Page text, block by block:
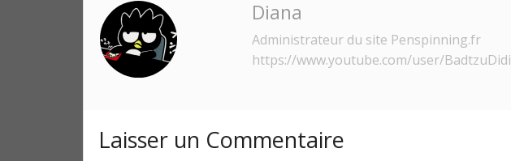
Diana
Administrateur du site Penspinning.fr
https://www.youtube.com/user/BadtzuDidi
Laisser un Commentaire